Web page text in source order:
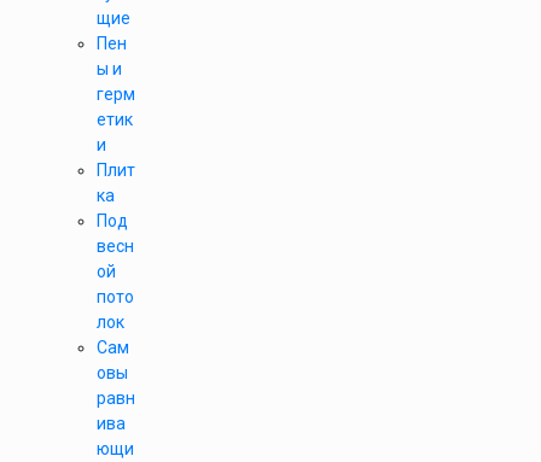
щие
Пен
ы и
герм
етик
и
Плит
ка
Под
весн
ой
пото
лок
Сам
овы
равн
ива
ющи